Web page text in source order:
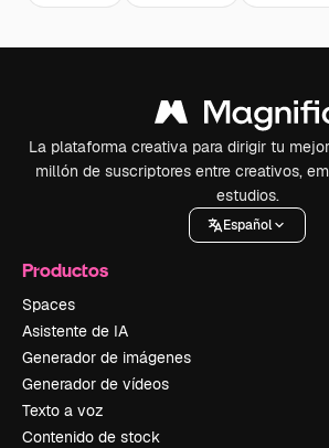
La plataforma creativa para dirigir tu
millón de suscriptores entre creativos,
estudios.
Español
Productos
Spaces
Asistente de IA
Generador de imágenes
Generador de vídeos
Texto a voz
Contenido de stock